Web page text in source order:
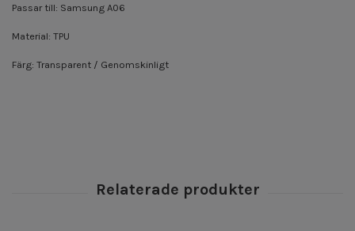
Passar till: Samsung A06
Material: TPU
Färg: Transparent / Genomskinligt